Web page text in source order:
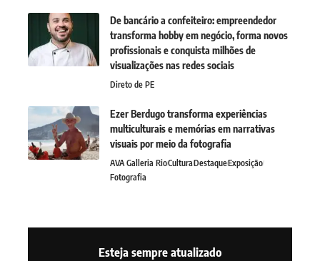
De bancário a confeiteiro: empreendedor
transforma hobby em negócio, forma novos
profissionais e conquista milhões de
visualizações nas redes sociais
Direto de PE
Ezer Berdugo transforma experiências
multiculturais e memórias em narrativas
visuais por meio da fotografia
AVA Galleria RioCulturaDestaqueExposição
Fotografia
Esteja sempre atualizado